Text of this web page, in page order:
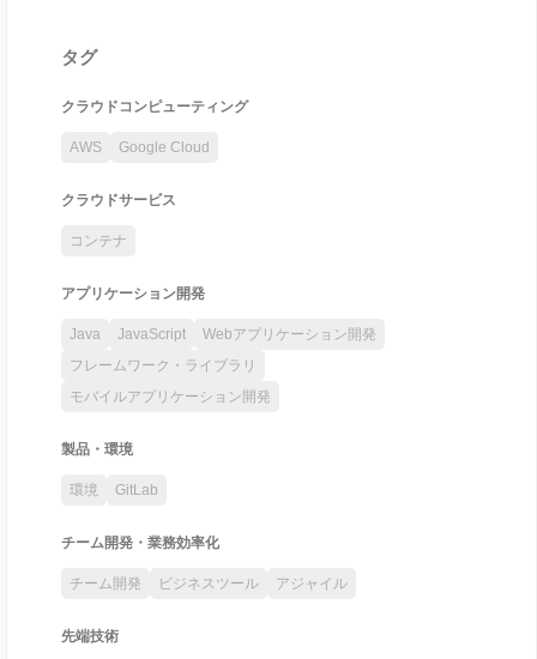
タグ
クラウドコンピューティング
AWS Google Cloud
クラウドサービス
コンテナ
アプリケーション開発
Java JavaScript
Webアプリケーション開発
フレームワーク・ライブラリ
モバイルアプリケーション開発
製品・環境
環境 GitLab
チーム開発・業務効率化
チーム開発 ビジネスツール アジャイル
先端技術